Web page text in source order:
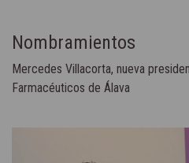
Nombramientos
Mercedes Villacorta, nueva
Farmacéuticos de Álava